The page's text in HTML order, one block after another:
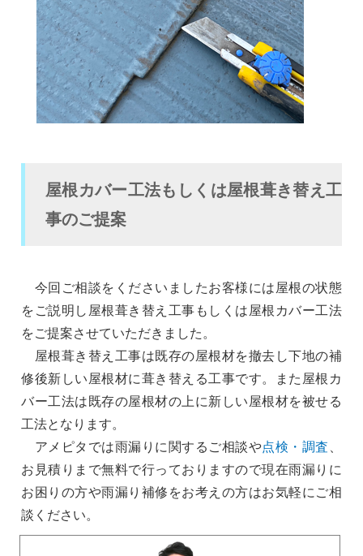
屋根カバー工法もしくは屋根葺き替え工
事のご提案
今回ご相談をくださいましたお客様には屋根の状態
をご説明し屋根葺き替え工事もしくは屋根カバー工法
をご提案させていただきました。
屋根葺き替え工事は既存の屋根材を撤去し下地の補
修後新しい屋根材に葺き替える工事です。また屋根カ
バー工法は既存の屋根材の上に新しい屋根材を被せる
工法となります。
アメピタでは雨漏りに関するご相談や点検・調査
お見積りまで無料で行っておりますので現在雨漏りに
お困りの方や雨漏り補修をお考えの方はお気軽にご相
談ください。